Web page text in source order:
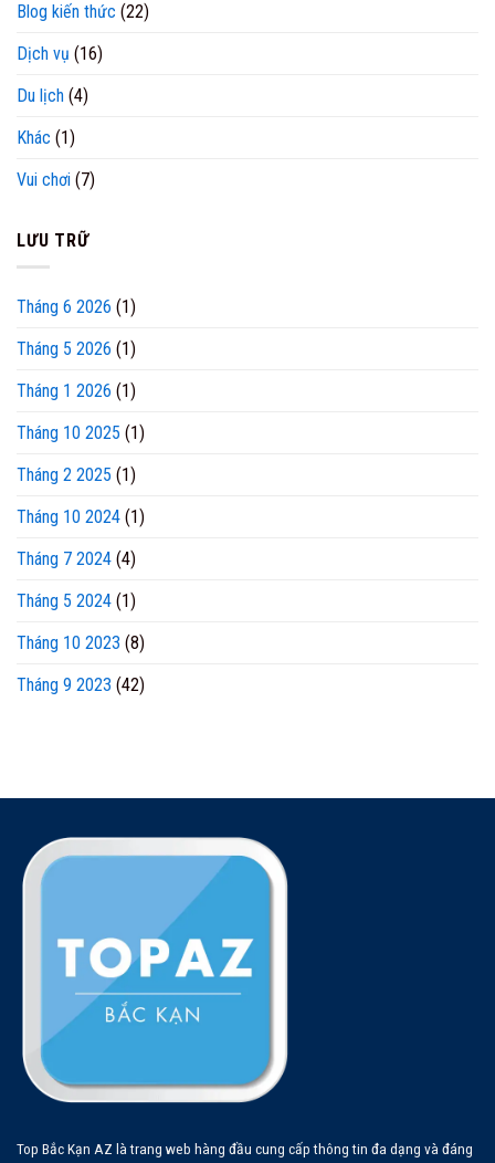
Blog kiến thức (22)
Dịch vụ (16)
Du lịch (4)
Khác (1)
Vui chơi (7)
LƯU TRỮ
Tháng 6 2026 (1)
Tháng 5 2026 (1)
Tháng 1 2026 (1)
Tháng 10 2025 (1)
Tháng 2 2025 (1)
Tháng 10 2024 (1)
Tháng 7 2024 (4)
Tháng 5 2024 (1)
Tháng 10 2023 (8)
Tháng 9 2023 (42)
Top Bắc Kạn AZ là trang web hàng đầu cung cấp thông tin đa dạng và đáng